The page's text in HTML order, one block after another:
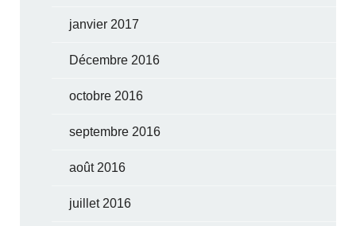
janvier 2017
Décembre 2016
octobre 2016
septembre 2016
août 2016
juillet 2016